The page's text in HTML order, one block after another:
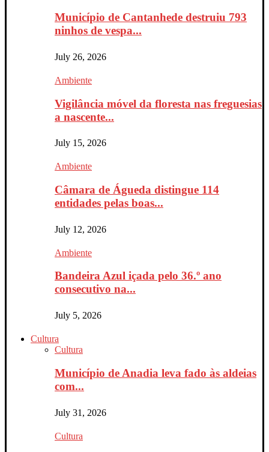
Município de Cantanhede destruiu 793
ninhos de vespa...
July 26, 2026
Ambiente
Vigilância móvel da floresta nas freguesias
a nascente...
July 15, 2026
Ambiente
Câmara de Águeda distingue 114
entidades pelas boas...
July 12, 2026
Ambiente
Bandeira Azul içada pelo 36.º ano
consecutivo na...
July 5, 2026
Cultura
Cultura
Município de Anadia leva fado às aldeias
com...
July 31, 2026
Cultura